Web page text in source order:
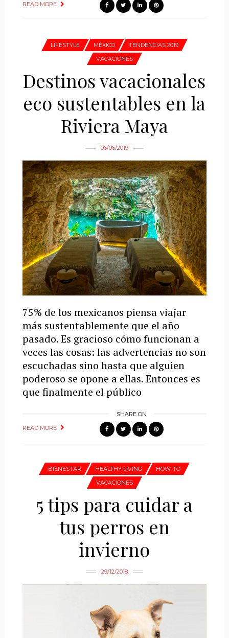
READ MORE
LIFESTYLE MÉXICO
TENDENCIAS 2019
VACACIONES
Destinos vacacionales
eco sustentables en la
Riviera Maya
06/06/2019
75% de los mexicanos piensa viajar
más sustentablemente que el año
pasado. Es gracioso cómo funcionan a
veces las cosas: las advertencias no son
escuchadas sino hasta que alguien
poderoso se opone a ellas. Entonces es
que finalmente el público
READ MORE
SHARE ON
BIENESTAR HEALTHY LIVING
HOW-TO
VACACIONES
5 tips para cuidar a
tus perros en
invierno
29/12/2018